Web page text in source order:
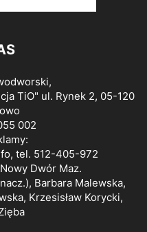
TiO" ul. Rynek 2, 05-120
002
, tel. 512-405-972
Dwór Maz.
Barbara Malewska,
Krzesisław Korycki,